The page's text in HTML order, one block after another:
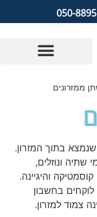
ממזרונים
בתוך המזרון.
שתיה ונוזלים,
והיגיינה.
בחשבון
צמוד למזרון.